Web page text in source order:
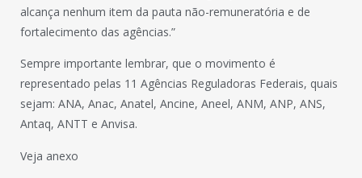
alcança nenhum item da pauta não-remuneratória e de
fortalecimento das agências.”
Sempre importante lembrar, que o movimento é
representado pelas 11 Agências Reguladoras Federais, quais
sejam: ANA, Anac, Anatel, Ancine, Aneel, ANM, ANP, ANS,
Antaq, ANTT e Anvisa.
Veja anexo